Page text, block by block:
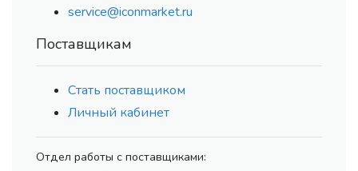
service@iconmarket.ru
Поставщикам
Стать поставщиком
Личный кабинет
Отдел работы с поставщиками: